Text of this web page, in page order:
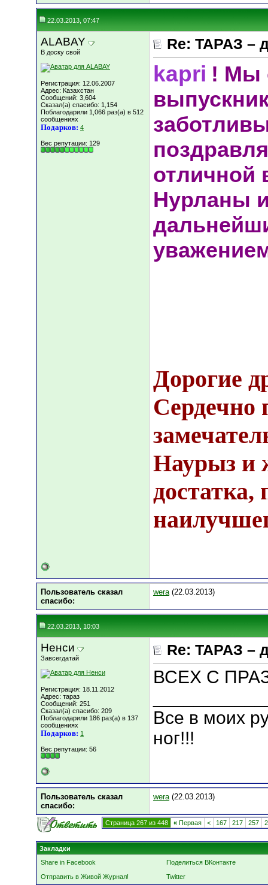
22.03.2013, 07:47
ALABAY
В доску свой
Регистрация: 12.06.2007
Адрес: Казахстан
Сообщений: 3,604
Сказал(а) спасибо: 1,154
Поблагодарили 1,066 раз(а) в 512
сообщениях
Подарков: 4
Вес репутации: 129
Re: ТАРАЗ –
kapri ! Мы
отличной
Нурланы
Дорогие
Сердечно
Наурыз и
достатка,
Пользователь сказал
cпасибо:
wera(22.03.2013)
22.03.2013, 10:03
Ненси
Завсегдатай
Регистрация: 18.11.2012
Адрес: тараз
Сообщений: 251
Сказал(а) спасибо: 209
Поблагодарили 186 раз(а) в 137
сообщениях
Подарков: 1
Вес репутации: 56
Re: ТАРАЗ –
ВСЕХ С
Все в моих
ног!!!
Пользователь сказал
cпасибо:
wera(22.03.2013)
Страница 267 из 448 « Первая < 167 217 257
Закладки
Share in Facebook
Поделиться ВКонтакте
Отправить в Живой Журнал!
Twitter